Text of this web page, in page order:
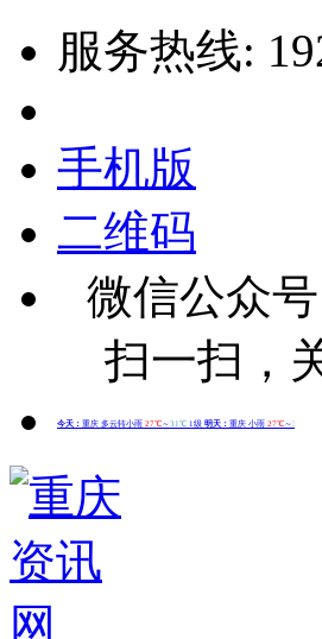
服务热线:
手机版
二维码
微信公众号
扫一扫，